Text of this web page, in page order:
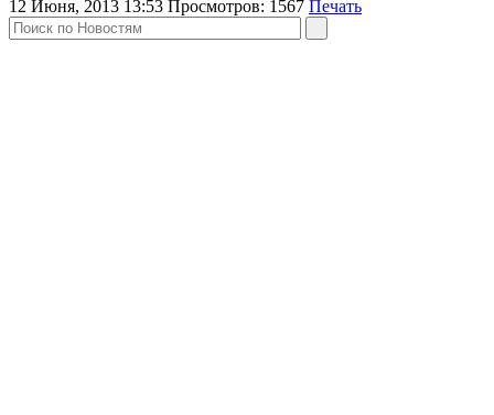
12 Июня, 2013 13:53 Просмотров: 1567 Печать